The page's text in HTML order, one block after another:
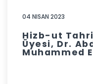
04 NISAN 2023
Hizb-ut
Üyesi, Dr.
Muhammed